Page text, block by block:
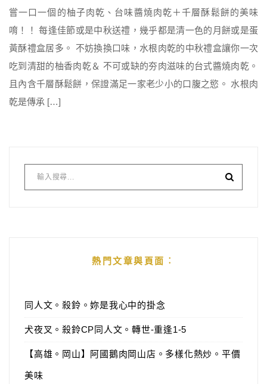
嘗一口一個的柚子肉乾、台味醬燒肉乾＋千層酥鬆餅的美味
唷！！ 每逢佳節或是中秋送禮，幾乎都是清一色的月餅或是蛋
黃酥禮盒居多。 不妨換換口味，水根肉乾的中秋禮盒讓你一次
吃到清甜的柚香肉乾＆ 不可或缺的夯肉滋味的台式醬燒肉乾。
且內含千層酥鬆餅，保證滿足一家老少小的口腹之慾。 水根肉
乾是傳承 […]
熱門文章與頁面︰
同人文。殺鈴。妳是我心中的掛念
犬夜叉。殺鈴CP同人文。轉世-重逢1-5
【高雄。岡山】阿國鵝肉岡山店。多樣化熱炒。平價
美味